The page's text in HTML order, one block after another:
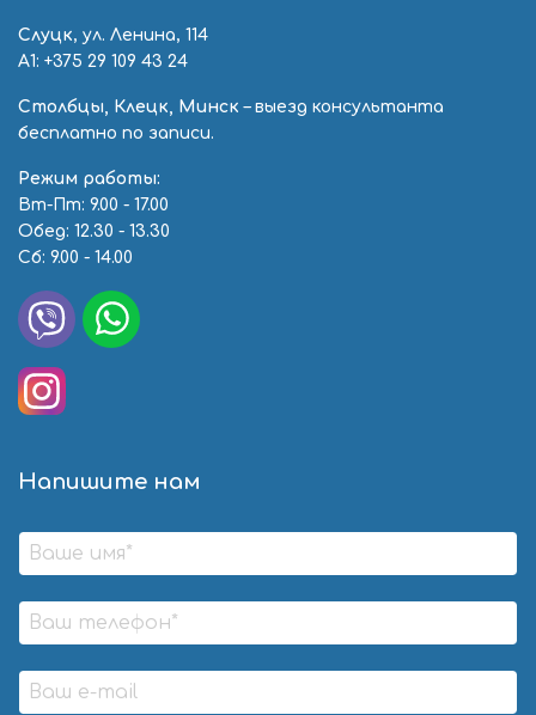
Слуцк, ул. Ленина, 114
А1: +375 29 109 43 24
Столбцы, Клецк, Минск – выезд консультанта
бесплатно по записи.
Режим работы:
Вт-Пт: 9.00 - 17.00
Обед: 12.30 - 13.30
Сб: 9.00 - 14.00
Напишите нам